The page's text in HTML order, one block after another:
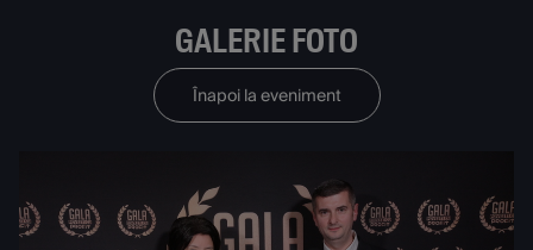
GALERIE FOTO
Înapoi la eveniment